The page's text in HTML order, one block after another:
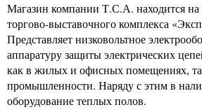
Магазин компании Т.С.А. находится на
торгово-выставочного комплекса
Представляет низковольтное
аппаратуру защиты электрических
как в жилых и офисных помещениях,
промышленности. Наряду с этим в
оборудование теплых полов.